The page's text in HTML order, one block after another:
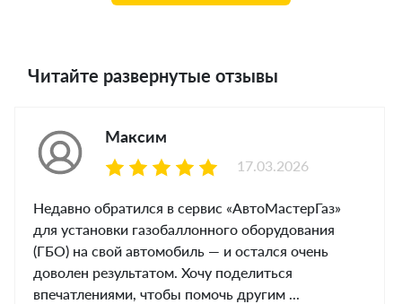
Читайте развернутые отзывы
Максим
Недавно обратился в сервис «АвтоМастерГаз»
для установки газобаллонного оборудования
(ГБО) на свой автомобиль — и остался очень
доволен результатом. Хочу поделиться
впечатлениями, чтобы помочь другим ...
17.03.2026